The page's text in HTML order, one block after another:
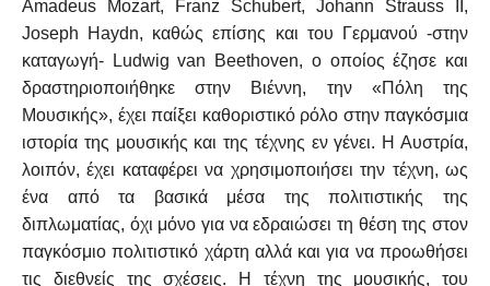
Amadeus Mozart, Franz Schubert, Johann Strauss II,
Joseph Haydn, καθώς επίσης και του Γερμανού -στην
καταγωγή- Ludwig van Beethoven, ο οποίος έζησε και
δραστηριοποιήθηκε στην Βιέννη, την «Πόλη της
Μουσικής», έχει παίξει καθοριστικό ρόλο στην παγκόσμια
ιστορία της μουσικής και της τέχνης εν γένει. Η Αυστρία,
λοιπόν, έχει καταφέρει να χρησιμοποιήσει την τέχνη, ως
ένα από τα βασικά μέσα της πολιτιστικής της
διπλωματίας, όχι μόνο για να εδραιώσει τη θέση της στον
παγκόσμιο πολιτιστικό χάρτη αλλά και για να προωθήσει
τις διεθνείς της σχέσεις. Η τέχνη της μουσικής, του